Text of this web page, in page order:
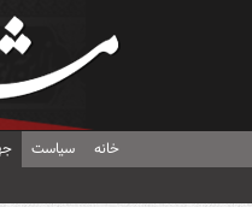
خانه سیاست